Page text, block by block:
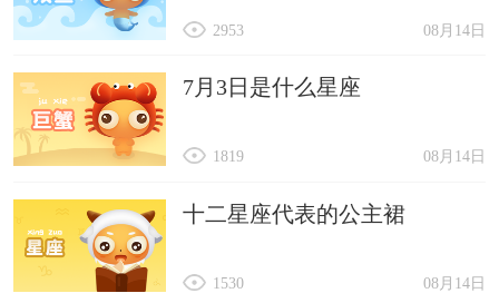
08月14日
2953
7月3日是什么星座
08月14日
1819
十二星座代表的公主裙
08月14日
1530